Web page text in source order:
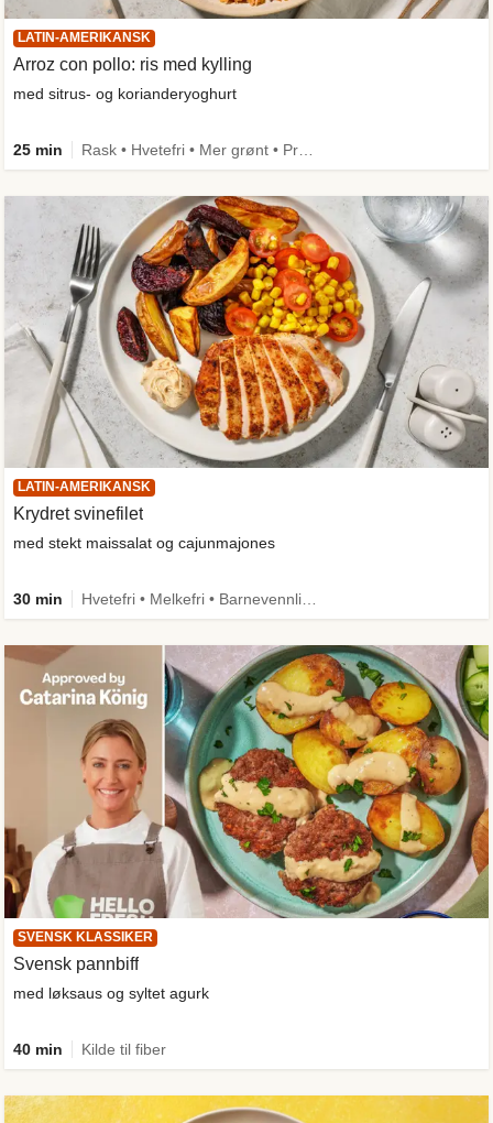
LATIN-AMERIKANSK
Arroz con pollo: ris med kylling
med sitrus- og korianderyoghurt
25 min
LATIN-AMERIKANSK
Krydret svinefilet
med stekt maissalat og cajunmajones
30 min
SVENSK KLASSIKER
Svensk pannbiff
med løksaus og syltet agurk
40 min Kilde til fiber